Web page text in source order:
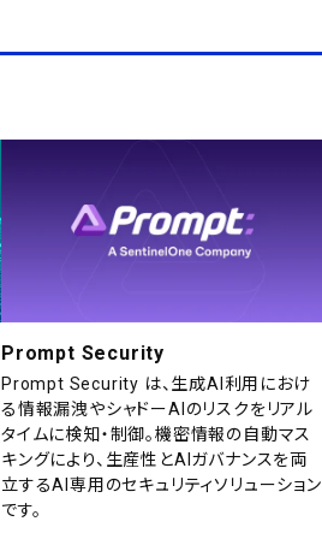
Prompt Security
Prompt Security は、生成AI利用におけ
る情報漏洩やシャドーAIのリスクをリアル
タイムに検知・制御。機密情報の自動マス
キングにより、生産性とAIガバナンスを両
立するAI専用のセキュリティソリューション
です。